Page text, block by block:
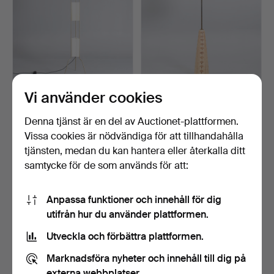
VALERIO BOTTIN. "Totem
Terra", golvlampa.
Klubbades 11 maj 2026
7 bud
85 USD
RIGMOR NIELSEN.
Golvlampa med
lampstomme a…
Klubbades 2 maj 2026
39 bud
3 009 USD
Vi använder cookies
Denna tjänst är en del av Auctionet-plattformen.
Vissa cookies är nödvändiga för att tillhandahålla
tjänsten, medan du kan hantera eller återkalla ditt
samtycke för de som används för att:
Anpassa funktioner och innehåll för dig
utifrån hur du använder plattformen.
Utveckla och förbättra plattformen.
Marknadsföra nyheter och innehåll till dig på